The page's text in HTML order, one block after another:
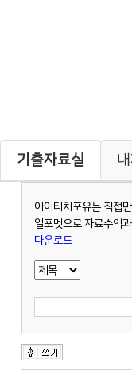
기출자료실
아이티치포유는 직접
일포멧으로 자료수익
다운로드